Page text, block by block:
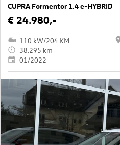
CUPRA Formentor 1.4 e-HYBRID
€ 24.980,-
110 kW/204 KM
38.295 km
01/2022